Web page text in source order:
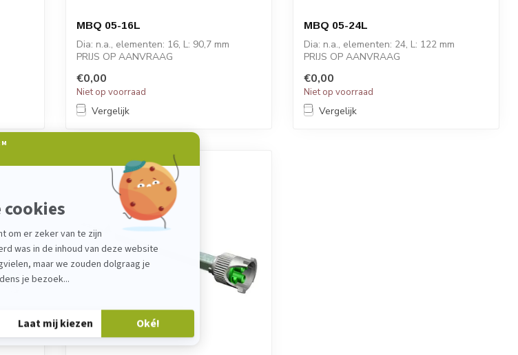
MBQ 05-16L
Dia: n.a., elementen: 16, L: 90,7 mm
PRIJS OP AANVRAAG
€0,00
Niet op voorraad
Vergelijk
MBQ 05-24L
Dia: n.a., elementen: 24, L: 122 mm
PRIJS OP AANVRAAG
€0,00
Niet op voorraad
Vergelijk